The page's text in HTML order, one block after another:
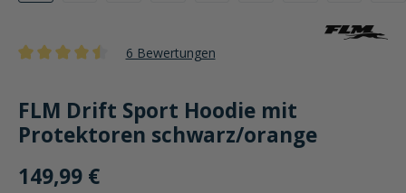
6 Bewertungen
FLM Drift Sport Hoodie mit
Protektoren schwarz/orange
149,99 €